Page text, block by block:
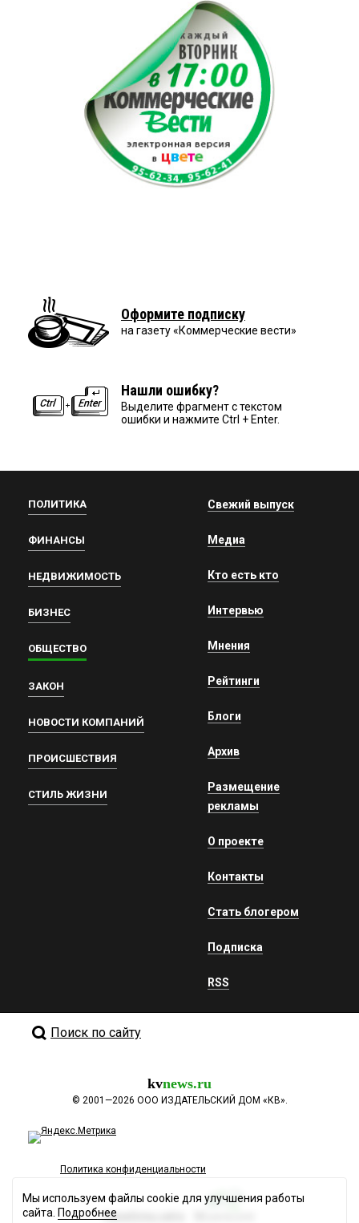
Оформите подписку
на газету «Коммерческие вести»
Нашли ошибку?
Выделите фрагмент с текстом
ошибки и нажмите Ctrl + Enter.
ПОЛИТИКА
ФИНАНСЫ
НЕДВИЖИМОСТЬ
БИЗНЕС
ОБЩЕСТВО
ЗАКОН
НОВОСТИ КОМПАНИЙ
ПРОИСШЕСТВИЯ
СТИЛЬ ЖИЗНИ
Свежий выпуск
Медиа
Кто есть кто
Интервью
Мнения
Рейтинги
Блоги
Архив
Размещение
рекламы
О проекте
Контакты
Стать блогером
Подписка
RSS
Поиск по сайту
kvnews.ru
© 2001—2026 ООО ИЗДАТЕЛЬСКИЙ ДОМ «КВ».
Политика конфиденциальности
Разработка сайта
Мы используем файлы cookie для улучшения работы
сайта. Подробнее